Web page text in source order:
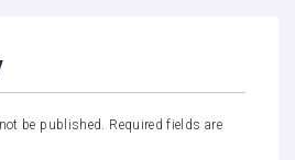
be published. Required fields are